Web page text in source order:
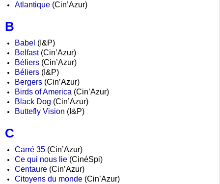
Atlantique (Cin’Azur)
B
Babel (I&P)
Belfast(Cin’Azur)
Béliers (Cin’Azur)
Béliers (I&P)
Bergers (Cin’Azur)
Birds of America (Cin’Azur)
Black Dog (Cin’Azur)
Buttefly Vision (I&P)
C
Carré 35 (Cin’Azur)
Ce qui nous lie (CinéSpi)
Centaure (Cin’Azur)
Citoyens du monde (Cin’Azur)